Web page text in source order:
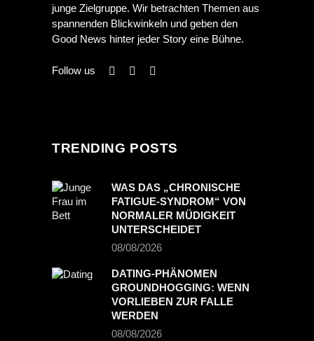
junge Zielgruppe. Wir betrachten Themen aus
spannenden Blickwinkeln und geben den
Good News hinter jeder Story eine Bühne.
Follow us
TRENDING POSTS
WAS DAS „CHRONISCHE
FATIGUE-SYNDROM“ VON
NORMALER MÜDIGKEIT
UNTERSCHEIDET
08/08/2026
DATING-PHÄNOMEN
GROUNDHOGGING: WENN
VORLIEBEN ZUR FALLE
WERDEN
08/08/2026